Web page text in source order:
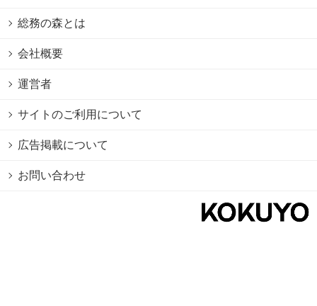
総務の森とは
会社概要
運営者
サイトのご利用について
広告掲載について
お問い合わせ